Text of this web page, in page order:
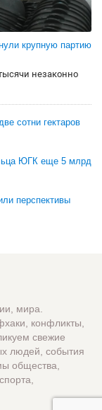
крупную партию
незаконно
сотни гектаров
ЮГК еще 5 млрд
перспективы
мира.
конфликты,
свежие
людей, события
общества,